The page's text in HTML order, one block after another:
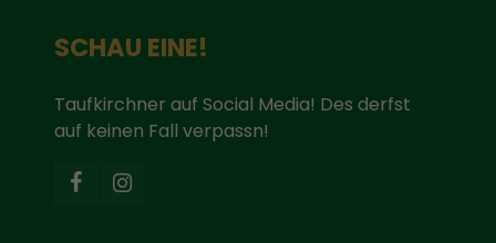
SCHAU EINE!
Taufkirchner auf Social Media! Des derfst
auf keinen Fall verpassn!